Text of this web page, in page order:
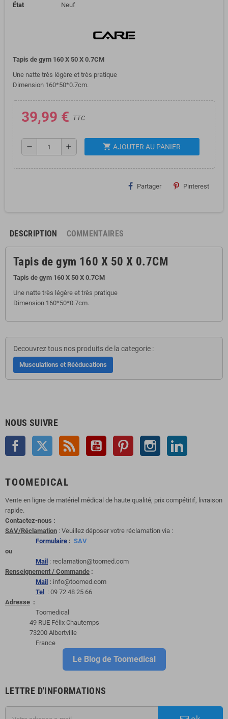
État
Neuf
Tapis de gym 160 X 50 X 0.7CM
Une natte très légère et très pratique
Dimension 160*50*0.7cm.
39,99 € TTC
remove add shopping_cart AJOUTER AU PANIER
Partager Pinterest
DESCRIPTION COMMENTAIRES
Tapis de gym 160 X 50 X 0.7CM
Tapis de gym 160 X 50 X 0.7CM
Une natte très légère et très pratique
Dimension 160*50*0.7cm.
Decouvrez tous nos produits de la categorie :
Musculations et Rééducations
NOUS SUIVRE
Facebook Twitter YouTube Pinterest Instagram
TOOMEDICAL
Vente en ligne de matériel médical de haute qualité, prix compétitif, livraison
rapide.
Contactez-nous :
SAV/Réclamation : Veuillez déposer votre réclamation via :
Formulaire : SAV
ou
Mail : reclamation@toomed.com
Renseignement / Commande :
Mail : info@toomed.com
Tel
: 09 72 48 25 66
Adresse :
Toomedical
49 RUE Félix Chautemps
73200 Albertville
France
Le Blog de Toomedical
LETTRE D'INFORMATIONS